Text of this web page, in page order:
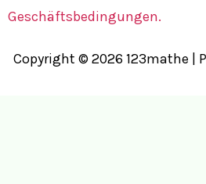
Geschäftsbedingungen.
Copyright © 2026 123mathe |